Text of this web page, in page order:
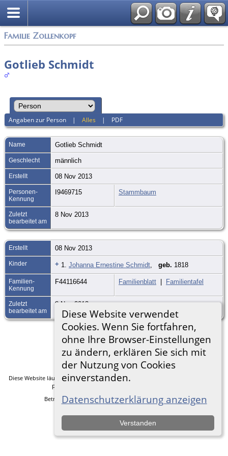
Familie Zollenkopf
Diese Website verwendet
Cookies. Wenn Sie fortfahren,
ohne Ihre Browser-Einstellungen
zu ändern, erklären Sie sich mit
der Nutzung von Cookies
einverstanden.
Datenschutzerklärung anzeigen
Verstanden
Gotlieb Schmidt
Angaben zur Person |Alles | PDF
Name Gotlieb Schmidt
Geschlecht männlich
Erstellt 08 Nov 2013
Personen-
Kennung
I9469715 Stammbaum
Zuletzt
bearbeitet am
8 Nov 2013
Erstellt 08 Nov 2013
Kinder + 1. Johanna Ernestine Schmidt geb. 1818
Familien-
Kennung
F44116644 Familienblatt | Familientafel
Zuletzt
bearbeitet am
8 Nov 2013
Zur Desktop-Webseite wechseln
Diese Website läuft mitThe Next Generation of Genealogy Sitebuilding
programmiert von Darrin Lythgoe © 2001-2026.
Betreut vonFrank Heimann. |Datenschutzerklärung.